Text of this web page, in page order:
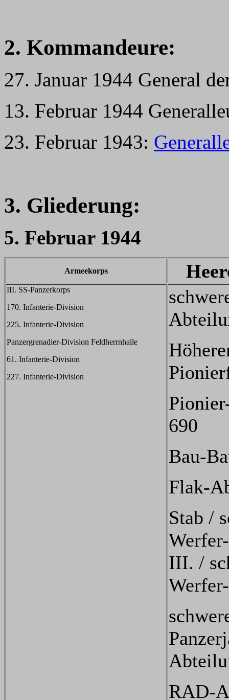
2. Kommandeure:
27. Januar 1944 General
13. Februar 1944
23. Februar 1943:
3. Gliederung:
5. Februar 1944
Armeekorps
III. SS-Panzerkorps
170. Infanterie-Division
225. Infanterie-Division
Panzergrenadier-Division Feldherrnhalle
61. Infanterie-Division
227. Infanterie-Division
690
Bau-
Flak-
Stab /
III. /
RAD-